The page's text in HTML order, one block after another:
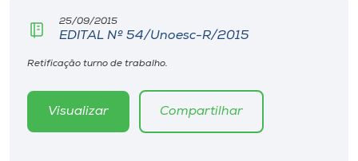
25/09/2015
EDITAL Nº 54/Unoesc-R/2015
Retificação turno de trabalho.
Visualizar Compartilhar